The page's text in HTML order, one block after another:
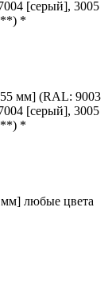
[серый], 3005
**) *
мм] (RAL: 9003
[серый], 3005
**) *
мм] любые цвета